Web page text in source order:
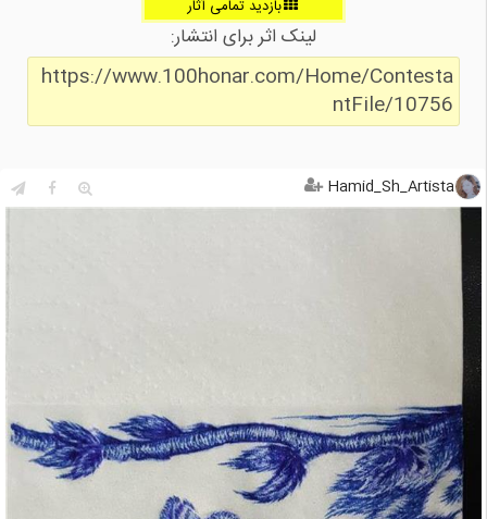
بازدید تمامی آثار
لینک اثر برای انتشار:
https://www.100honar.com/Home/Contesta
ntFile/10756
Hamid_Sh_Artista